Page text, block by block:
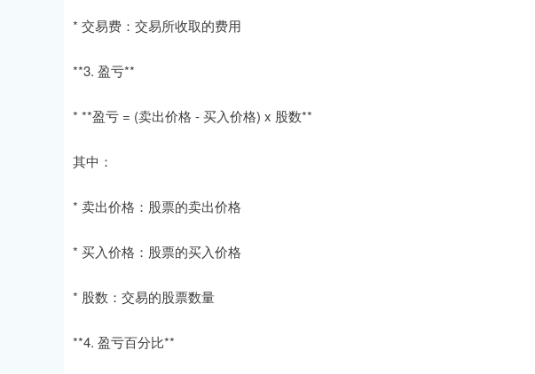
* 交易费：交易所收取的费用
**3. 盈亏**
* **盈亏 = (卖出价格 - 买入价格) x 股数**
其中：
* 卖出价格：股票的卖出价格
* 买入价格：股票的买入价格
* 股数：交易的股票数量
**4. 盈亏百分比**